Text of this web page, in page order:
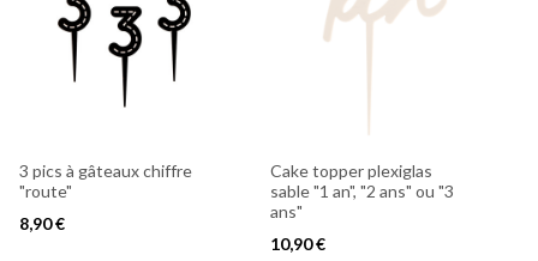
3 pics à gâteaux chiffre
"route"
8,90 €
Cake topper plexiglas
sable "1 an", "2 ans" ou "3
ans"
10,90 €